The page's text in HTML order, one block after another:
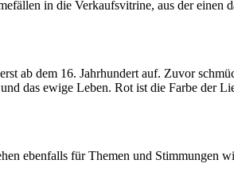
in die Verkaufsvitrine, aus der einen
ab dem 16. Jahrhundert auf. Zuvor
das ewige Leben. Rot ist die Farbe der
ebenfalls für Themen und Stimmungen